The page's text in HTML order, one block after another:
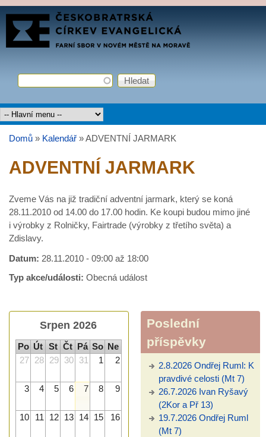
Přejít k hlavnímu obsahu
FARNÍ
SBOR
Vyhledávání
Hledat
Hlavní menu
Domů » Kalendář »ADVENTNÍ JARMARK
ADVENTNÍ JARMARK
Zveme Vás na již tradiční adventní jarmark, který se koná
28.11.2010 od 14.00 do 17.00 hodin. Ke koupi budou mimo jiné
i výrobky z Rolničky, Fairtrade (výrobky z třetího světa) a
Zdislavy.
Datum: 28.11.2010 - 09:00 až 18:00
Typ akce/události: Obecná událost
Srpen 2026
Po Út St Čt Pá So Ne
27 28 29 30 31 1 2
3 4 5 6 7 8 9
10 11 12 13 14 15 16
Poslední
příspěvky
2.8.2026 Ondřej Ruml: K
pravdivé celosti (Mt 7)
26.7.2026 Ivan Ryšavý
(2Kor a Př 13)
19.7.2026 Ondřej Ruml
(Mt 7)